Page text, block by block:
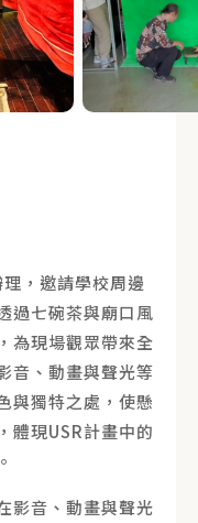
，邀請學校周邊
過七碗茶與廟口風
為現場觀眾帶來全
音、動畫與聲光等
與獨特之處，使懸
體現USR計畫中的
影音、動畫與聲光